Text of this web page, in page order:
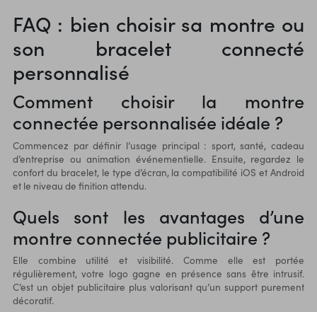
FAQ : bien choisir sa montre ou
son bracelet connecté
personnalisé
Comment choisir la montre
connectée personnalisée idéale ?
Commencez par définir l’usage principal : sport, santé, cadeau
d’entreprise ou animation événementielle. Ensuite, regardez le
confort du bracelet, le type d’écran, la compatibilité iOS et Android
et le niveau de finition attendu.
Quels sont les avantages d’une
montre connectée publicitaire ?
Elle combine utilité et visibilité. Comme elle est portée
régulièrement, votre logo gagne en présence sans être intrusif.
C’est un objet publicitaire plus valorisant qu’un support purement
décoratif.